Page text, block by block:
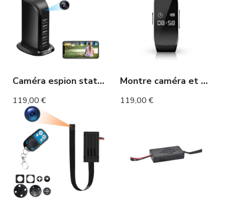
Caméra espion station de charge secteur USB accessible à distance
119,00 €
Montre caméra et dictaphone
119,00 €